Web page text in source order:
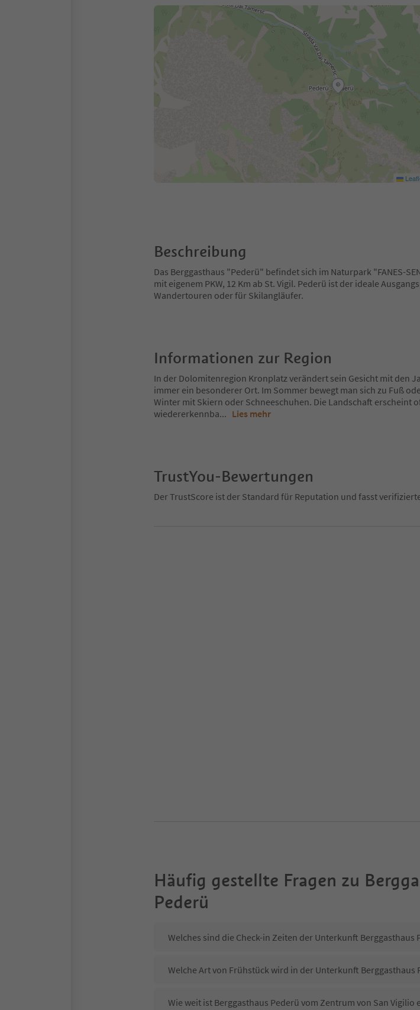
Beschreibung
Das Berggasthaus "Pederü" befindet sich im Naturpark "FANES-
mit eigenem PKW, 12 Km ab St. Vigil. Pederü ist der ideale
Wandertouren oder für Skilangläufer.
Informationen zur Region
In der Dolomitenregion Kronplatz verändert sein Gesicht mit den
immer ein besonderer Ort. Im Sommer bewegt man sich zu Fuß
Winter mit Skiern oder Schneeschuhen. Die Landschaft erscheint
wiedererkennba... Lies mehr
TrustYou-Bewertungen
Der TrustScore ist der Standard für Reputation und fasst
Häufig gestellte Fragen zu
Pederü
Welches sind die Check-in Zeiten der Unterkunft Berggasthaus
Welche Art von Frühstück wird in der Unterkunft Berggasthaus
Wie weit ist Berggasthaus Pederü vom Zentrum von San Vigilio